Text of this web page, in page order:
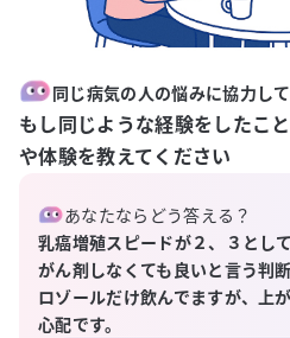
同じ病気の人の悩みに協力し
もし同じような経験をしたこ
や体験を教えてください
あなたならどう答える？
乳癌増殖スピードが２、３とし
がん剤しなくても良いと言う判
ロゾールだけ飲んでますが、上
心配です。